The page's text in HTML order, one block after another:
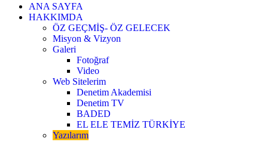
ANA SAYFA
HAKKIMDA
ÖZ GEÇMİŞ- ÖZ GELECEK
Misyon & Vizyon
Galeri
Fotoğraf
Video
Web Sitelerim
Denetim Akademisi
Denetim TV
BADED
EL ELE TEMİZ TÜRKİYE
Yazılarım